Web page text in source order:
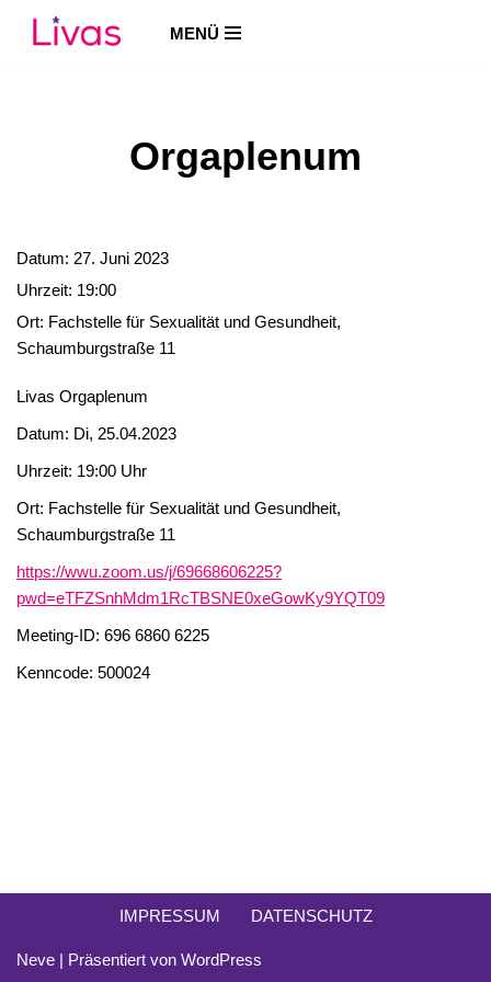
MENÜ
Orgaplenum
Datum: 27. Juni 2023
Uhrzeit: 19:00
Ort: Fachstelle für Sexualität und Gesundheit,
Schaumburgstraße 11
Livas Orgaplenum
Datum: Di, 25.04.2023
Uhrzeit: 19:00 Uhr
Ort: Fachstelle für Sexualität und Gesundheit,
Schaumburgstraße 11
https://wwu.zoom.us/j/69668606225?
pwd=eTFZSnhMdm1RcTBSNE0xeGowKy9YQT09
Meeting-ID: 696 6860 6225
Kenncode: 500024
IMPRESSUM DATENSCHUTZ
Neve | Präsentiert von WordPress